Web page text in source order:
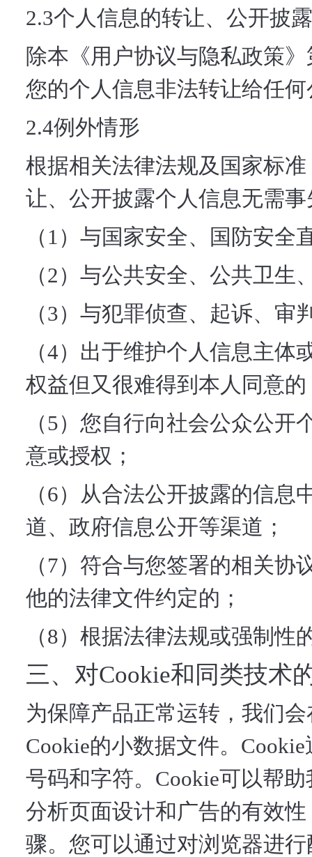
2.3个人信息的转让、公开披露
除本《用户协议与隐私政策
您的个人信息非法转让给任
2.4例外情形
根据相关法律法规及国家标
让、公开披露个人信息无需
（1）与国家安全、国防安全
（2）与公共安全、公共卫
（3）与犯罪侦查、起诉、
（4）出于维护个人信息主
权益但又很难得到本人同意的
（5）您自行向社会公众公
意或授权；
（6）从合法公开披露的信
道、政府信息公开等渠道；
（7）符合与您签署的相关
他的法律文件约定的；
（8）根据法律法规或强制性
三、对Cookie和同类技术
为保障产品正常运转，我们
Cookie的小数据文件。
号码和字符。Cookie可以帮
分析页面设计和广告的有效
骤。您可以通过对浏览器进